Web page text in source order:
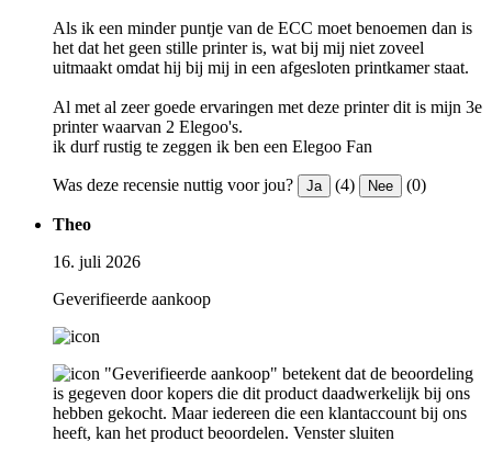
Als ik een minder puntje van de ECC moet benoemen dan is
het dat het geen stille printer is, wat bij mij niet zoveel
uitmaakt omdat hij bij mij in een afgesloten printkamer staat.
Al met al zeer goede ervaringen met deze printer dit is mijn 3e
printer waarvan 2 Elegoo's.
ik durf rustig te zeggen ik ben een Elegoo Fan
Was deze recensie nuttig voor jou? Ja (4) Nee (0)
Theo
16. juli 2026
Geverifieerde aankoop
"Geverifieerde aankoop" betekent dat de beoordeling
is gegeven door kopers die dit product daadwerkelijk bij ons
hebben gekocht. Maar iedereen die een klantaccount bij ons
heeft, kan het product beoordelen. Venster sluiten